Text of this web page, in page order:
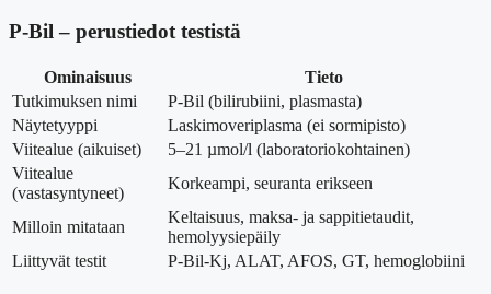
P-Bil – perustiedot testistä
Ominaisuus
Tieto
Tutkimuksen nimi
P-Bil (bilirubiini, plasmasta)
Näytetyyppi
Laskimoveriplasma (ei sormipisto)
Viitealue (aikuiset)
5–21 µmol/l (laboratoriokohtainen)
Viitealue
(vastasyntyneet)
Korkeampi, seuranta erikseen
Milloin mitataan
Keltaisuus, maksa- ja sappitietaudit,
hemolyysiepäily
Liittyvät testit
P-Bil-Kj, ALAT, AFOS, GT, hemoglobiini